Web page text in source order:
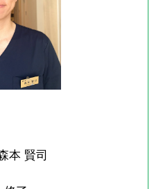
本 賢司